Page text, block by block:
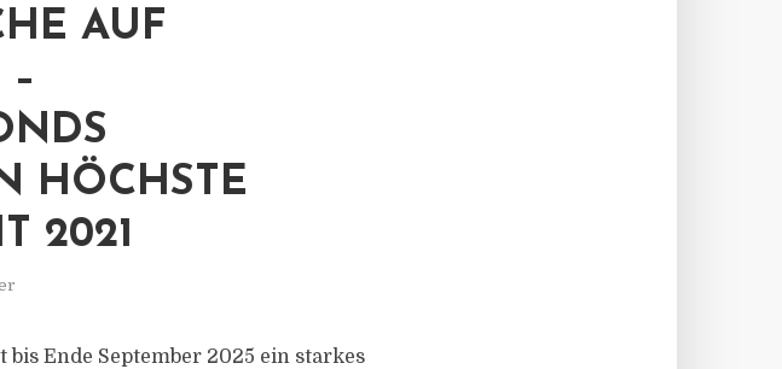
AUF
–
HÖCHSTE
2021
bis Ende September 2025 ein starkes